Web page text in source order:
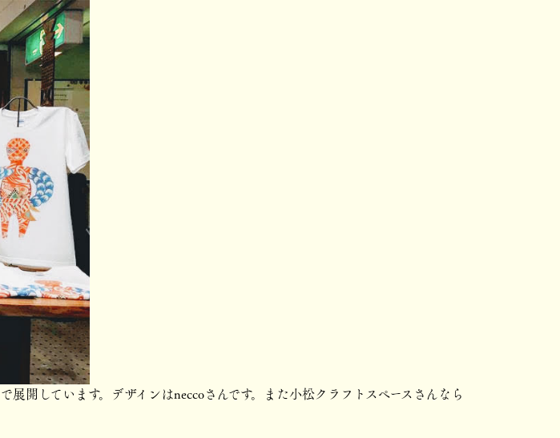
開しています。デザインはneccoさんです。また小松クラフトスペースさんなら